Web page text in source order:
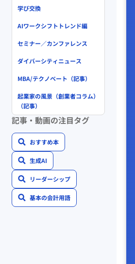
学び交換
AIワークシフトトレンド編
セミナー／カンファレンス
ダイバーシティニュース
MBA/テクノベート（記事）
起業家の風景（創業者コラム）
（記事）
記事・動画の注目タグ
おすすめ本
生成AI
リーダーシップ
基本の会計用語